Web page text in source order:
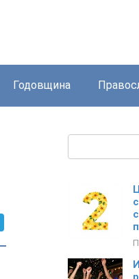
Годовщина